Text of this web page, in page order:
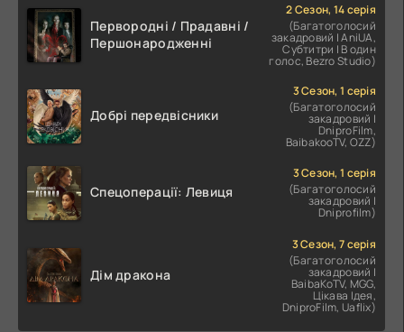
Первородні / Прадавні /
Першонародженні
2 Сезон, 14 серія
(Багатоголосий
закадровий | AniUA,
Субтитри | В один
голос, Bezro Studio)
Добрі передвісники
3 Сезон, 1 серія
(Багатоголосий
закадровий |
DniproFilm,
BaibakooTV, OZZ)
Спецоперації: Левиця
3 Сезон, 1 серія
(Багатоголосий
закадровий |
Dniprofilm)
Дім дракона
3 Сезон, 7 серія
(Багатоголосий
закадровий |
BaibaKoTV, MGG,
Цікава Ідея,
DniproFilm, Uaflix)